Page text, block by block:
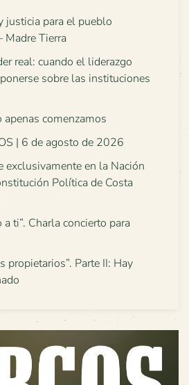
justicia para el pueblo
Madre Tierra
real: cuando el liderazgo
sobre las instituciones
apenas comenzamos
| 6 de agosto de 2026
exclusivamente en la Nación
Política de Costa
a ti”. Charla concierto para
propietarios”. Parte II: Hay